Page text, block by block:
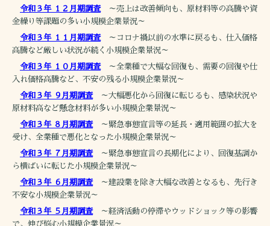
令和３年 １２月期調査～売上は改善傾向も、原材料等の高騰や資
金繰り等課題の多い小規模企業景況～
令和３年 １１月期調査～コロナ禍以前の水準に戻るも、仕入価格
高騰など厳しい状況が続く小規模企業景況～
令和３年 １０月期調査～全業種で大幅な回復も、需要の回復や仕
入れ価格高騰など、不安の残る小規模企業景況～
令和３年 ９月期調査～大幅悪化から回復に転じるも、感染状況や
原材料高など懸念材料が多い小規模企業景況～
令和３年 ８月期調査～緊急事態宣言等の延長・適用範囲の拡大を
受け、全業種で悪化となった小規模企業景況～
令和３年 ７月期調査～緊急事態宣言の長期化により、回復基調か
ら横ばいに転じた小規模企業景況～
令和３年 ６月期調査～建設業を除き大幅な改善となるも、先行き
不安な小規模企業景況～
令和３年 ５月期調査～経済活動の停滞やウッドショック等の影響
で、伸び悩む小規模企業景況～